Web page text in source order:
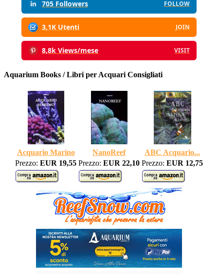
705 Followers FOLLOW
3,1K Utenti JOIN
8,8k Views/mese VISIT
Aquarium Books / Libri per Acquari Consigliati
Acquario Marino NanoReef
ABC Acquario...
Prezzo: EUR 19,55 Prezzo: EUR 22,10 Prezzo: EUR 12,75